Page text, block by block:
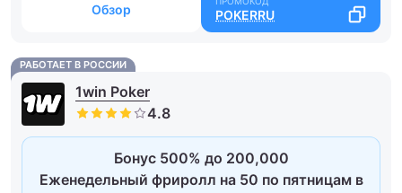
Обзор POKERRU
РАБОТАЕТ В РОССИИ
1win Poker
Бонус 500% до 200,000
Еженедельный фриролл на 50 по пятницам в